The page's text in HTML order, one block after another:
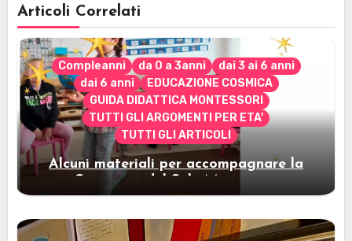
Articoli Correlati
Compleanni da 0 a 3anni
dai 3 ai 6 anni
dai 6 anni
EDUCAZIONE COSMICA
GUIDA DIDATTICA MONTESSORI
TUTTI GLI ARGOMENTI PER ETA'
TUTTI GLI ARTICOLI
Alcuni materiali per accompagnare la
Cerimonia del Sole Montessori